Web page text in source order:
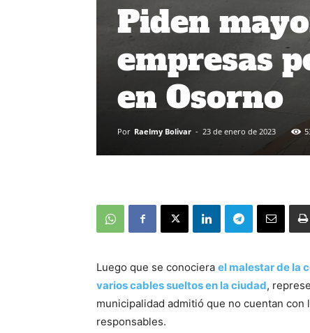
Piden
empresas
en Osorno
Por Raelmy Bolivar - 23 de enero de 2023
Luego que se conociera el malestar de la
varios cables sueltos en la ciudad,
municipalidad admitió que no cuentan
responsables.